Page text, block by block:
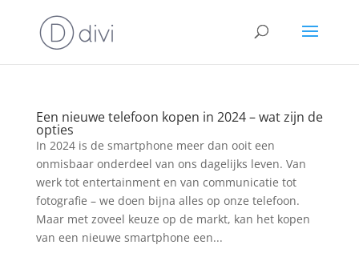
Een nieuwe telefoon kopen in 2024 – wat zijn de
opties
In 2024 is de smartphone meer dan ooit een
onmisbaar onderdeel van ons dagelijks leven. Van
werk tot entertainment en van communicatie tot
fotografie – we doen bijna alles op onze telefoon.
Maar met zoveel keuze op de markt, kan het kopen
van een nieuwe smartphone een...